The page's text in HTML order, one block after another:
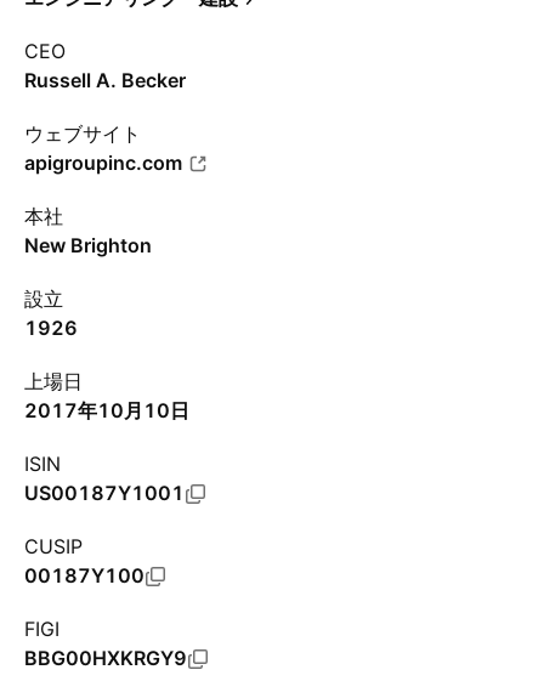
CEO
Russell A. Becker
ウェブサイト
apigroupinc.com
本社
New Brighton
設立
1926
上場日
2017年10月10日
ISIN
US00187Y1001
CUSIP
00187Y100
FIGI
BBG00HXKRGY9